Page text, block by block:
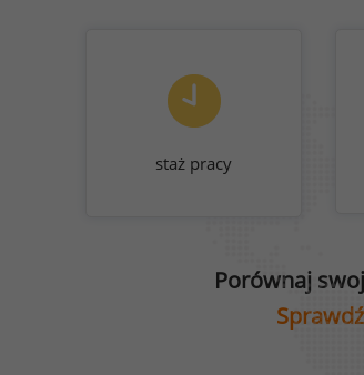
staż pracy
Porównaj